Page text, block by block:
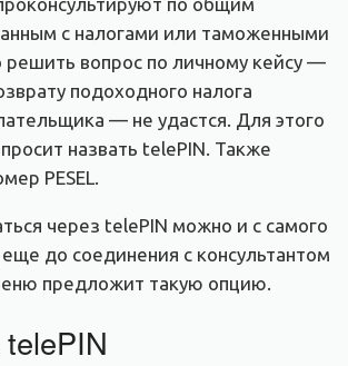
с налогами или таможенными
вопрос по личному кейсу —
подоходного налога
— не удастся. Для этого
назвать telePIN. Также
PESEL.
через telePIN можно и с самого
еще до соединения с консультантом
предложит такую опцию.
telePIN